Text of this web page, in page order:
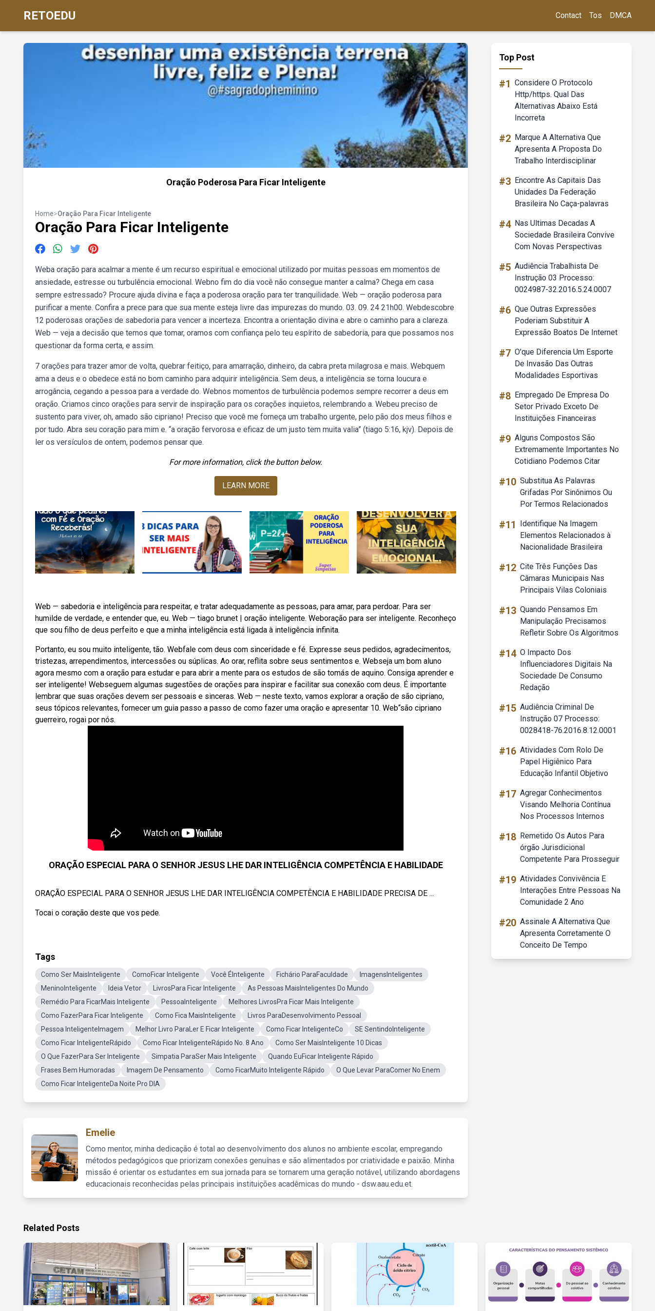
RETOEDU Contact Tos DMCA
Oração Poderosa Para Ficar Inteligente
Home>Oração Para Ficar Inteligente
Oração Para Ficar Inteligente
Weba oração para acalmar a mente é um recurso espiritual e emocional utilizado por muitas pessoas em momentos de
ansiedade, estresse ou turbulência emocional. Webno fim do dia você não consegue manter a calma? Chega em casa
sempre estressado? Procure ajuda divina e faça a poderosa oração para ter tranquilidade. Web — oração poderosa para
purificar a mente. Confira a prece para que sua mente esteja livre das impurezas do mundo. 03. 09. 24 21h00. Webdescobre
12 poderosas orações de sabedoria para vencer a incerteza. Encontra a orientação divina e abre o caminho para a clareza.
Web — veja a decisão que temos que tomar, oramos com confiança pelo teu espírito de sabedoria, para que possamos nos
questionar da forma certa, e assim.
7 orações para trazer amor de volta, quebrar feitiço, para amarração, dinheiro, da cabra preta milagrosa e mais. Webquem
ama a deus e o obedece está no bom caminho para adquirir inteligência. Sem deus, a inteligência se torna loucura e
arrogância, cegando a pessoa para a verdade do. Webnos momentos de turbulência podemos sempre recorrer a deus em
oração. Criamos cinco orações para servir de inspiração para os corações inquietos, relembrando a. Webeu preciso de
sustento para viver, oh, amado são cipriano! Preciso que você me forneça um trabalho urgente, pelo pão dos meus filhos e
por tudo. Abra seu coração para mim e. “a oração fervorosa e eficaz de um justo tem muita valia” (tiago 5:16, kjv). Depois de
ler os versículos de ontem, podemos pensar que.
For more information, click the button below.
LEARN MORE
Web — sabedoria e inteligência para respeitar, e tratar adequadamente as pessoas, para amar, para perdoar. Para ser
humilde de verdade, e entender que, eu. Web — tiago brunet | oração inteligente. Weboração para ser inteligente. Reconheço
que sou filho de deus perfeito e que a minha inteligência está ligada à inteligência infinita.
Portanto, eu sou muito inteligente, tão. Webfale com deus com sinceridade e fé. Expresse seus pedidos, agradecimentos,
tristezas, arrependimentos, intercessões ou súplicas. Ao orar, reflita sobre seus sentimentos e. Webseja um bom aluno
agora mesmo com a oração para estudar e para abrir a mente para os estudos de são tomás de aquino. Consiga aprender e
ser inteligente! Webseguem algumas sugestões de orações para inspirar e facilitar sua conexão com deus. É importante
lembrar que suas orações devem ser pessoais e sinceras. Web — neste texto, vamos explorar a oração de são cipriano,
seus tópicos relevantes, fornecer um guia passo a passo de como fazer uma oração e apresentar 10. Web“são cipriano
guerreiro, rogai por nós.
ORAÇÃO ESPECIAL PARA O SENHOR JESUS LHE DAR INTELIGÊNCIA COMPETÊNCIA E HABILIDADE
ORAÇÃO ESPECIAL PARA O SENHOR JESUS LHE DAR INTELIGÊNCIA COMPETÊNCIA E HABILIDADE PRECISA DE ...
Tocai o coração deste que vos pede.
Tags
Como Ser MaisInteligente ComoFicar Inteligente Você ÉInteligente Fichário ParaFaculdade
ImagensInteligentes
MeninoInteligente
Ideia Vetor LivrosPara Ficar Inteligente
As Pessoas MaisInteligentes Do Mundo
Remédio Para FicarMais Inteligente
PessoaInteligente
Melhores LivrosPra Ficar Mais Inteligente
Como FazerPara Ficar Inteligente
Como Fica MaisInteligente
Livros ParaDesenvolvimento Pessoal
Pessoa InteligenteImagem
Melhor Livro ParaLer E Ficar Inteligente Como Ficar InteligenteCo
SE SentindoInteligente
Como Ficar InteligenteRápido
Como Ficar InteligenteRápido No. 8 Ano
Como Ser MaisInteligente 10 Dicas
O Que FazerPara Ser Inteligente
Simpatia ParaSer Mais Inteligente
Quando EuFicar Inteligente Rápido
Frases Bem Humoradas
Imagem De Pensamento Como FicarMuito Inteligente Rápido
O Que Levar ParaComer No Enem
Como Ficar InteligenteDa Noite Pro DIA
Emelie
Como mentor, minha dedicação é total ao desenvolvimento dos alunos no ambiente escolar, empregando
métodos pedagógicos que priorizam conexões genuínas e são alimentados por criatividade e paixão. Minha
missão é orientar os estudantes em sua jornada para se tornarem uma geração notável, utilizando abordagens
educacionais reconhecidas pelas principais instituições acadêmicas do mundo - dsw.aau.edu.et.
Top Post
#1 Considere O Protocolo
Http/https. Qual Das
Alternativas Abaixo Está
Incorreta
#2 Marque A Alternativa Que
Apresenta A Proposta Do
Trabalho Interdisciplinar
#3 Encontre As Capitais Das
Unidades Da Federação
Brasileira No Caça-palavras
#4 Nas Ultimas Decadas A
Sociedade Brasileira Convive
Com Novas Perspectivas
#5 Audiência Trabalhista De
Instrução 03 Processo:
0024987-32.2016.5.24.0007
#6 Que Outras Expressões
Poderiam Substituir A
Expressão Boatos De Internet
#7 O'que Diferencia Um Esporte
De Invasão Das Outras
Modalidades Esportivas
#8 Empregado De Empresa Do
Setor Privado Exceto De
Instituições Financeiras
#9 Alguns Compostos São
Extremamente Importantes No
Cotidiano Podemos Citar
#10 Substitua As Palavras
Grifadas Por Sinônimos Ou
Por Termos Relacionados
#11
Identifique Na Imagem
Elementos Relacionados à
Nacionalidade Brasileira
#12 Cite Três Funções Das
Câmaras Municipais Nas
Principais Vilas Coloniais
#13 Quando Pensamos Em
Manipulação Precisamos
Refletir Sobre Os Algoritmos
#14 O Impacto Dos
Influenciadores Digitais Na
Sociedade De Consumo
Redação
#15 Audiência Criminal De
Instrução 07 Processo:
0028418-76.2016.8.12.0001
#16 Atividades Com Rolo De
Papel Higiênico Para
Educação Infantil Objetivo
#17 Agregar Conhecimentos
Visando Melhoria Contínua
Nos Processos Internos
#18 Remetido Os Autos Para
órgão Jurisdicional
Competente Para Prosseguir
#19 Atividades Convivência E
Interações Entre Pessoas Na
Comunidade 2 Ano
#20 Assinale A Alternativa Que
Apresenta Corretamente O
Conceito De Tempo
Related Posts